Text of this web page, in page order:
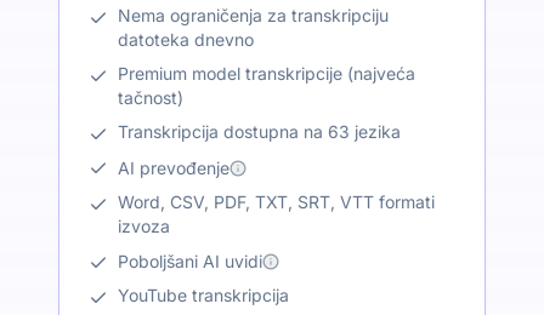
Nema ograničenja za transkripciju
datoteka dnevno
Premium model transkripcije (najveća
tačnost)
Transkripcija dostupna na 63 jezika
AI prevođenje
Word, CSV, PDF, TXT, SRT, VTT formati
izvoza
Poboljšani AI uvidi
YouTube transkripcija